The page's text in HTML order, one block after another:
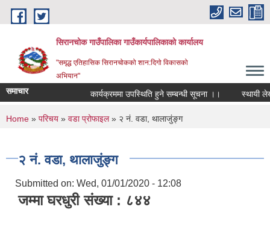
Skip to main content
सिरानचोक गाउँपालिका गाउँकार्यपालिकाको कार्यालय
"समृद्ध एतिहासिक सिरानचोकको शान:दिगो विकासको
अभियान"
समाचार कार्यक्रममा उपस्थिति हुने सम्बन्धी सूचना ।। स्थायी लेखा
You are here
Home » परिचय » वडा प्रोफाइल» २ नं. वडा, थालाजुंङ्ग
२ नं. वडा, थालाजुंङ्ग
Submitted on: Wed, 01/01/2020 - 12:08
जम्मा घरधुरी संख्या : ८४४